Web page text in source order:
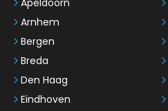
Apeldoorn
Arnhem
Bergen
Breda
Den Haag
Eindhoven